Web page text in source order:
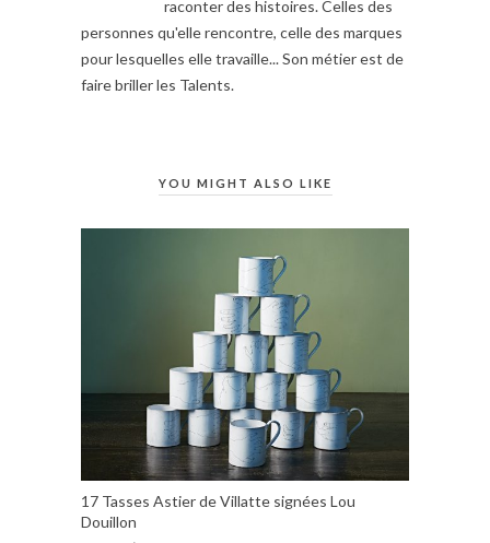
raconter des histoires. Celles des
personnes qu'elle rencontre, celle des marques
pour lesquelles elle travaille... Son métier est de
faire briller les Talents.
YOU MIGHT ALSO LIKE
17 Tasses Astier de Villatte signées Lou
Douillon